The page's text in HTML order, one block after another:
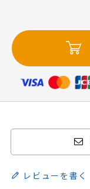
レビューを書く